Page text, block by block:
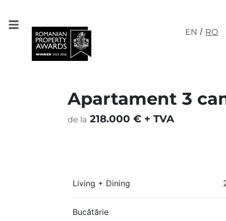
EN / RO
Apartament 3
de la 218.000 € + TVA
Living + Dining
Bucătărie